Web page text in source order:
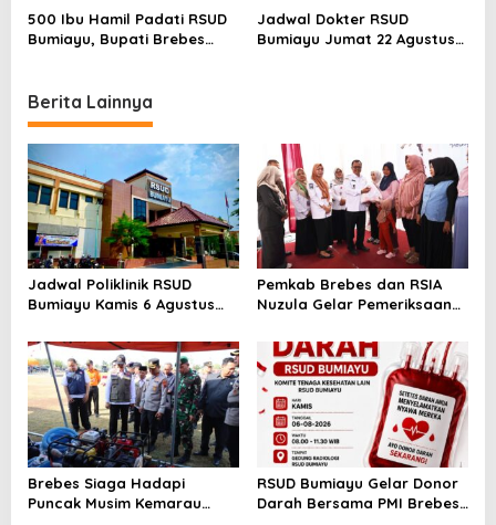
o
n
Rumah Sakit Swasta!
Turunkan Dokter Spesialis
500 Ibu Hamil Padati RSUD
Bumiayu, Bupati Brebes
Jadwal Dokter RSUD
Bumiayu Jumat 22 Agustus
Berita Lainnya
Jadwal Poliklinik RSUD
Bumiayu Kamis 6 Agustus
Dokter Sebelum Berkunjung
Pemkab Brebes dan RSIA
Nuzula Gelar Pemeriksaan
Perkuat Kesehatan Ibu dan
Bayi
Brebes Siaga Hadapi
Puncak Musim Kemarau
RSUD Bumiayu Gelar Donor
Darah Bersama PMI Brebes